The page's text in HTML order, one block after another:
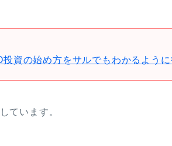
投資の始め方をサルでもわかるよう
ています。